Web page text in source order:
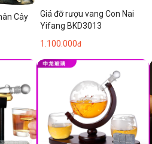
Cây
Giá đỡ rượu vang Con Nai
Yifang BKD3013
1.100.000đ